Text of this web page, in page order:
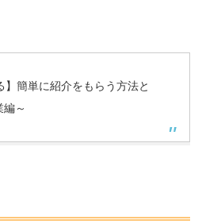
】簡単に紹介をもらう方法と
～